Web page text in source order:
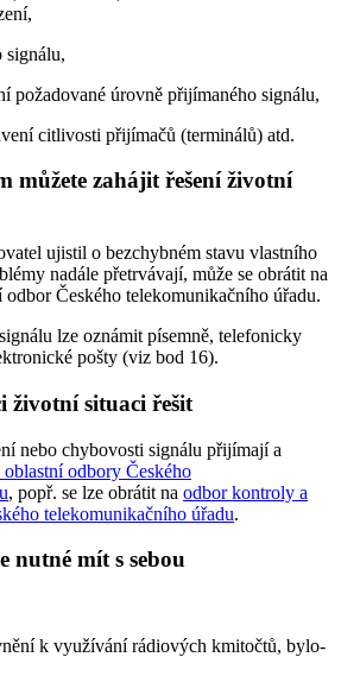
signálu,
požadované úrovně přijímaného signálu,
citlivosti přijímačů (terminálů) atd.
můžete zahájit řešení životní
ujistil o bezchybném stavu vlastního
nadále přetrvávají, může se obrátit na
Českého telekomunikačního úřadu.
lze oznámit písemně, telefonicky
pošty (viz bod 16).
životní situaci řešit
nebo chybovosti signálu přijímají a
oblastní odbory Českého
, popř. se lze obrátit na odbor kontroly a
telekomunikačního úřadu.
nutné mít s sebou
k využívání rádiových kmitočtů, bylo-